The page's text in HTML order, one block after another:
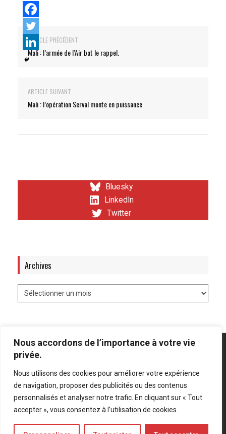
Nous accordons de l’importance à votre vie
privée.
Nous utilisons des cookies pour améliorer votre expérience
de navigation, proposer des publicités ou des contenus
personnalisés et analyser notre trafic. En cliquant sur « Tout
accepter », vous consentez à l’utilisation de cookies.
ARTICLE PRÉCÉDENT
Mali : l’armée de l’Air bat le rappel.
ARTICLE SUIVANT
Mali : l’opération Serval monte en puissance
Bluesky
LinkedIn
Twitter
Archives
Mentions légales Politique de confidentialité
Bluesky
LinkedIn
Twitter